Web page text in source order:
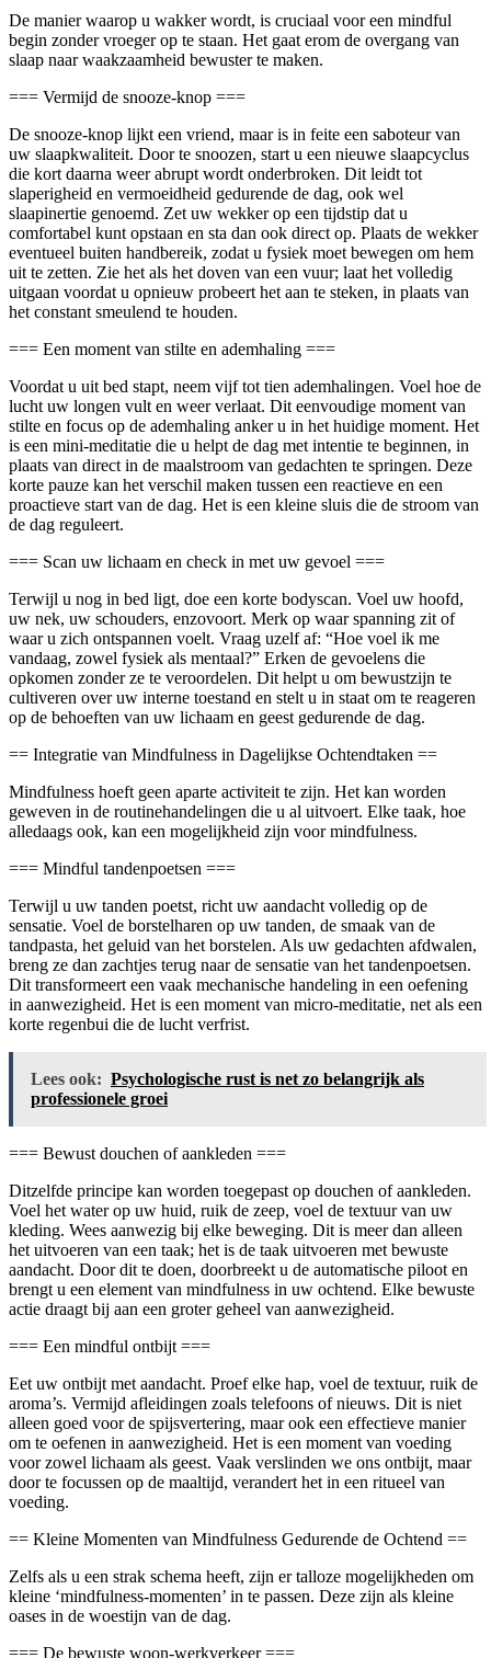
De manier waarop u wakker wordt, is cruciaal voor een mindful
begin zonder vroeger op te staan. Het gaat erom de overgang van
slaap naar waakzaamheid bewuster te maken.
=== Vermijd de snooze-knop ===
De snooze-knop lijkt een vriend, maar is in feite een saboteur van
uw slaapkwaliteit. Door te snoozen, start u een nieuwe slaapcyclus
die kort daarna weer abrupt wordt onderbroken. Dit leidt tot
slaperigheid en vermoeidheid gedurende de dag, ook wel
slaapinertie genoemd. Zet uw wekker op een tijdstip dat u
comfortabel kunt opstaan en sta dan ook direct op. Plaats de wekker
eventueel buiten handbereik, zodat u fysiek moet bewegen om hem
uit te zetten. Zie het als het doven van een vuur; laat het volledig
uitgaan voordat u opnieuw probeert het aan te steken, in plaats van
het constant smeulend te houden.
=== Een moment van stilte en ademhaling ===
Voordat u uit bed stapt, neem vijf tot tien ademhalingen. Voel hoe de
lucht uw longen vult en weer verlaat. Dit eenvoudige moment van
stilte en focus op de ademhaling anker u in het huidige moment. Het
is een mini-meditatie die u helpt de dag met intentie te beginnen, in
plaats van direct in de maalstroom van gedachten te springen. Deze
korte pauze kan het verschil maken tussen een reactieve en een
proactieve start van de dag. Het is een kleine sluis die de stroom van
de dag reguleert.
=== Scan uw lichaam en check in met uw gevoel ===
Terwijl u nog in bed ligt, doe een korte bodyscan. Voel uw hoofd,
uw nek, uw schouders, enzovoort. Merk op waar spanning zit of
waar u zich ontspannen voelt. Vraag uzelf af: “Hoe voel ik me
vandaag, zowel fysiek als mentaal?” Erken de gevoelens die
opkomen zonder ze te veroordelen. Dit helpt u om bewustzijn te
cultiveren over uw interne toestand en stelt u in staat om te reageren
op de behoeften van uw lichaam en geest gedurende de dag.
== Integratie van Mindfulness in Dagelijkse Ochtendtaken ==
Mindfulness hoeft geen aparte activiteit te zijn. Het kan worden
geweven in de routinehandelingen die u al uitvoert. Elke taak, hoe
alledaags ook, kan een mogelijkheid zijn voor mindfulness.
=== Mindful tandenpoetsen ===
Terwijl u uw tanden poetst, richt uw aandacht volledig op de
sensatie. Voel de borstelharen op uw tanden, de smaak van de
tandpasta, het geluid van het borstelen. Als uw gedachten afdwalen,
breng ze dan zachtjes terug naar de sensatie van het tandenpoetsen.
Dit transformeert een vaak mechanische handeling in een oefening
in aanwezigheid. Het is een moment van micro-meditatie, net als een
korte regenbui die de lucht verfrist.
Lees ook: Psychologische rust is net zo belangrijk als
professionele groei
=== Bewust douchen of aankleden ===
Ditzelfde principe kan worden toegepast op douchen of aankleden.
Voel het water op uw huid, ruik de zeep, voel de textuur van uw
kleding. Wees aanwezig bij elke beweging. Dit is meer dan alleen
het uitvoeren van een taak; het is de taak uitvoeren met bewuste
aandacht. Door dit te doen, doorbreekt u de automatische piloot en
brengt u een element van mindfulness in uw ochtend. Elke bewuste
actie draagt bij aan een groter geheel van aanwezigheid.
=== Een mindful ontbijt ===
Eet uw ontbijt met aandacht. Proef elke hap, voel de textuur, ruik de
aroma’s. Vermijd afleidingen zoals telefoons of nieuws. Dit is niet
alleen goed voor de spijsvertering, maar ook een effectieve manier
om te oefenen in aanwezigheid. Het is een moment van voeding
voor zowel lichaam als geest. Vaak verslinden we ons ontbijt, maar
door te focussen op de maaltijd, verandert het in een ritueel van
voeding.
== Kleine Momenten van Mindfulness Gedurende de Ochtend ==
Zelfs als u een strak schema heeft, zijn er talloze mogelijkheden om
kleine ‘mindfulness-momenten’ in te passen. Deze zijn als kleine
oases in de woestijn van de dag.
=== De bewuste woon-werkverkeer ===